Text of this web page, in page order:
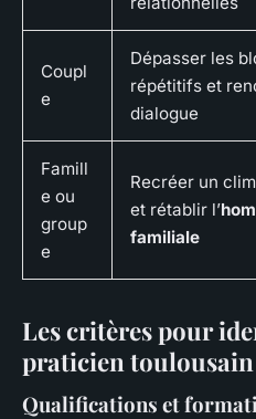
Coupl
e
Dépasser les
répétitifs et
dialogue
Famill
e ou
group
e
Recréer un
et rétablir l’
familiale
Les critères pour
praticien toulousain
Qualifications et